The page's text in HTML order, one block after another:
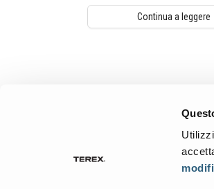
Continua a leggere